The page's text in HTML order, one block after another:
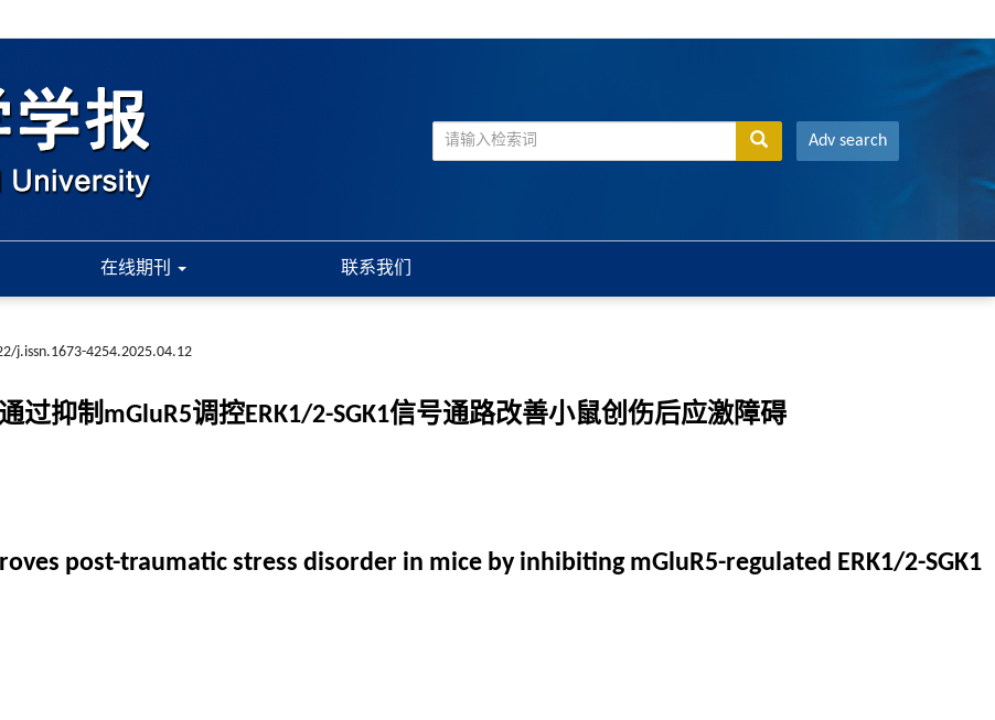
Adv search
在线期刊 联系我们
j.issn.1673-4254.2025.04.12
抑制mGluR5调控ERK1/2-SGK1信号通路改善小鼠创伤后应激障碍
post-traumatic stress disorder in mice by inhibiting mGluR5-regulated ERK1/2-SGK1